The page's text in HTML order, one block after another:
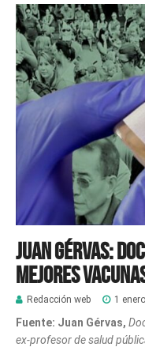
Juan Gérvas:
mejores
Redacción web 1
Fuente: Juan Gérvas,
ex-profesor de salud